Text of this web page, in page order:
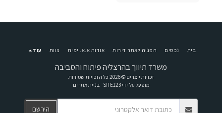
משרד תיווך בהרצליה פיתוח והסביבה
זכויות יוצרים © 2026 כל הזכויות שמורות
מופעל על-ידי SITE123
- בניית אתרים
בית נכסים הפניה לאתר דירות אודות א.א. יפית צוות עוד
הירשם